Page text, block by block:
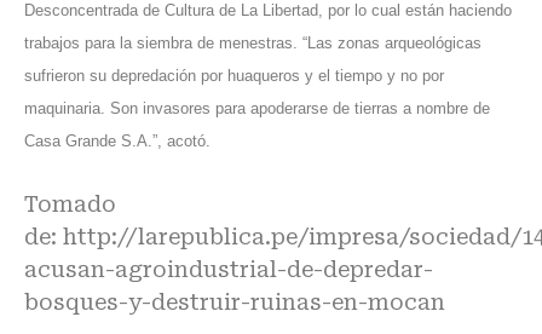
Desconcentrada de Cultura de La Libertad, por lo cual están haciendo
trabajos para la siembra de menestras. “Las zonas arqueológicas
sufrieron su depredación por huaqueros y el tiempo y no por
maquinaria. Son invasores para apoderarse de tierras a nombre de
Casa Grande S.A.”, acotó.
Tomado
de: http://larepublica.pe/impresa/sociedad/
acusan-agroindustrial-de-depredar-
bosques-y-destruir-ruinas-en-mocan